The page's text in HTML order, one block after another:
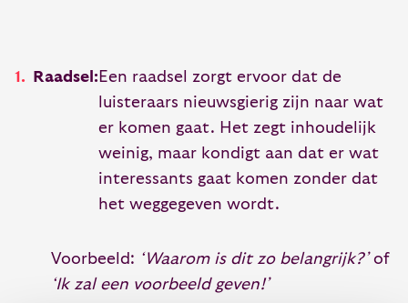
Raadsel: Een raadsel zorgt ervoor dat de
luisteraars nieuwsgierig zijn naar wat
er komen gaat. Het zegt inhoudelijk
weinig, maar kondigt aan dat er wat
interessants gaat komen zonder dat
het weggegeven wordt.
Voorbeeld: ‘Waarom is dit zo belangrijk?’of
‘Ik zal een voorbeeld geven!’